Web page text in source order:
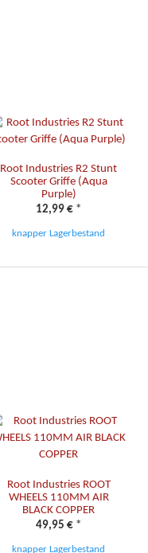
Root Industries R2 Stunt
Scooter Griffe (Aqua
Purple)
12,99 € *
knapper Lagerbestand
Root Industries ROOT
WHEELS 110MM AIR
BLACK COPPER
49,95 € *
knapper Lagerbestand